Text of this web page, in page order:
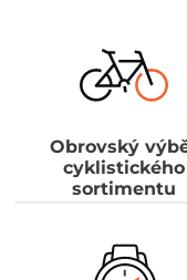
Obrovský
cyklistického
sortimentu